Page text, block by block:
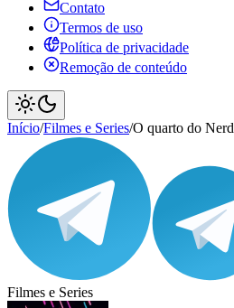
Contato
Termos de uso
Política de privacidade
Remoção de conteúdo
Início/Filmes e Series/O quarto do Nerd
Filmes e Series